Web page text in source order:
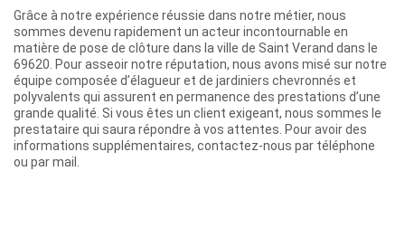
Grâce à notre expérience réussie dans notre métier, nous
sommes devenu rapidement un acteur incontournable en
matière de pose de clôture dans la ville de Saint Verand dans le
69620. Pour asseoir notre réputation, nous avons misé sur notre
équipe composée d’élagueur et de jardiniers chevronnés et
polyvalents qui assurent en permanence des prestations d’une
grande qualité. Si vous êtes un client exigeant, nous sommes le
prestataire qui saura répondre à vos attentes. Pour avoir des
informations supplémentaires, contactez-nous par téléphone
ou par mail.